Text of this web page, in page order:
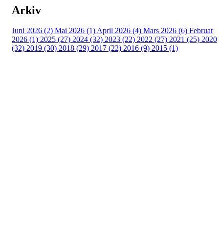
Arkiv
Juni 2026 (2) Mai 2026 (1)April 2026 (4) Mars 2026 (6) Februar
2026 (1) 2025 (27) 2024 (32) 2023 (22) 2022 (27) 2021 (25) 2020
(32) 2019 (30) 2018 (29) 2017 (22) 2016 (9) 2015 (1)